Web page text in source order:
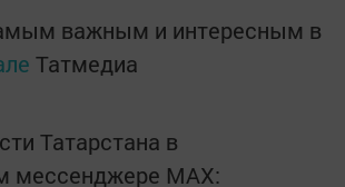
важным и интересным в
Татмедиа
Татарстана в
мессенджере MАХ: